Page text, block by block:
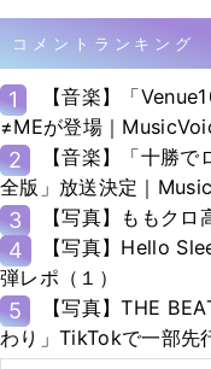
コメントランキング
1
【音楽】「
≠MEが登場｜
2
【音楽】「十勝
全版」放送決定｜
3 【写真】ももクロ
4
【写真】Hello
弾レポ（１）
5
【写真】THE
わり」TikTokで一部先